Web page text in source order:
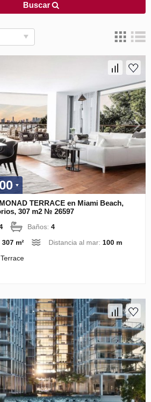
Buscar
TERRACE en Miami Beach,
307 m2 № 26597
Baños:4
307 m² Distancia al mar:100 m